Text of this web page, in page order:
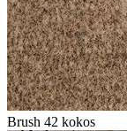
Brush 42 kokos